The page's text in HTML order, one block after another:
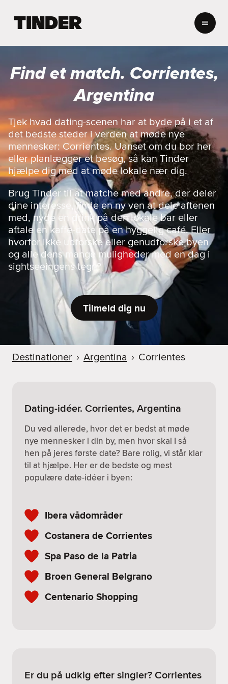
r
s
a
r
t
s
i
d
e
Find et match. Corrientes,
Argentina
Tjek hvad dating-scenen har at byde på i et af
det bedste steder i verden at møde nye
mennesker: Corrientes. Uanset om du bor her
eller planlægger et besøg, så kan Tinder
hjælpe dig med at møde lokale nær dig.
Brug Tinder til at matche med andre, der deler
dine interesse, finde en ny ven at dele aftenen
med, nyde en drink på den lokale bar eller
aftale en kaffe-date på en hyggelig café. Eller
hvorfor ikke udforske eller genudforske byen
og alle dens mange muligheder med en dag i
sightseeingens tegn?
Tilmeld dig nu
Destinationer › Argentina › Corrientes
Dating-idéer. Corrientes, Argentina
Du ved allerede, hvor det er bedst at møde
nye mennesker i din by, men hvor skal I så
hen på jeres første date? Bare rolig, vi står klar
til at hjælpe. Her er de bedste og mest
populære date-idéer i byen:
Ibera vådområder
Costanera de Corrientes
Spa Paso de la Patria
Broen General Belgrano
Centenario Shopping
Er du på udkig efter singler? Corrientes